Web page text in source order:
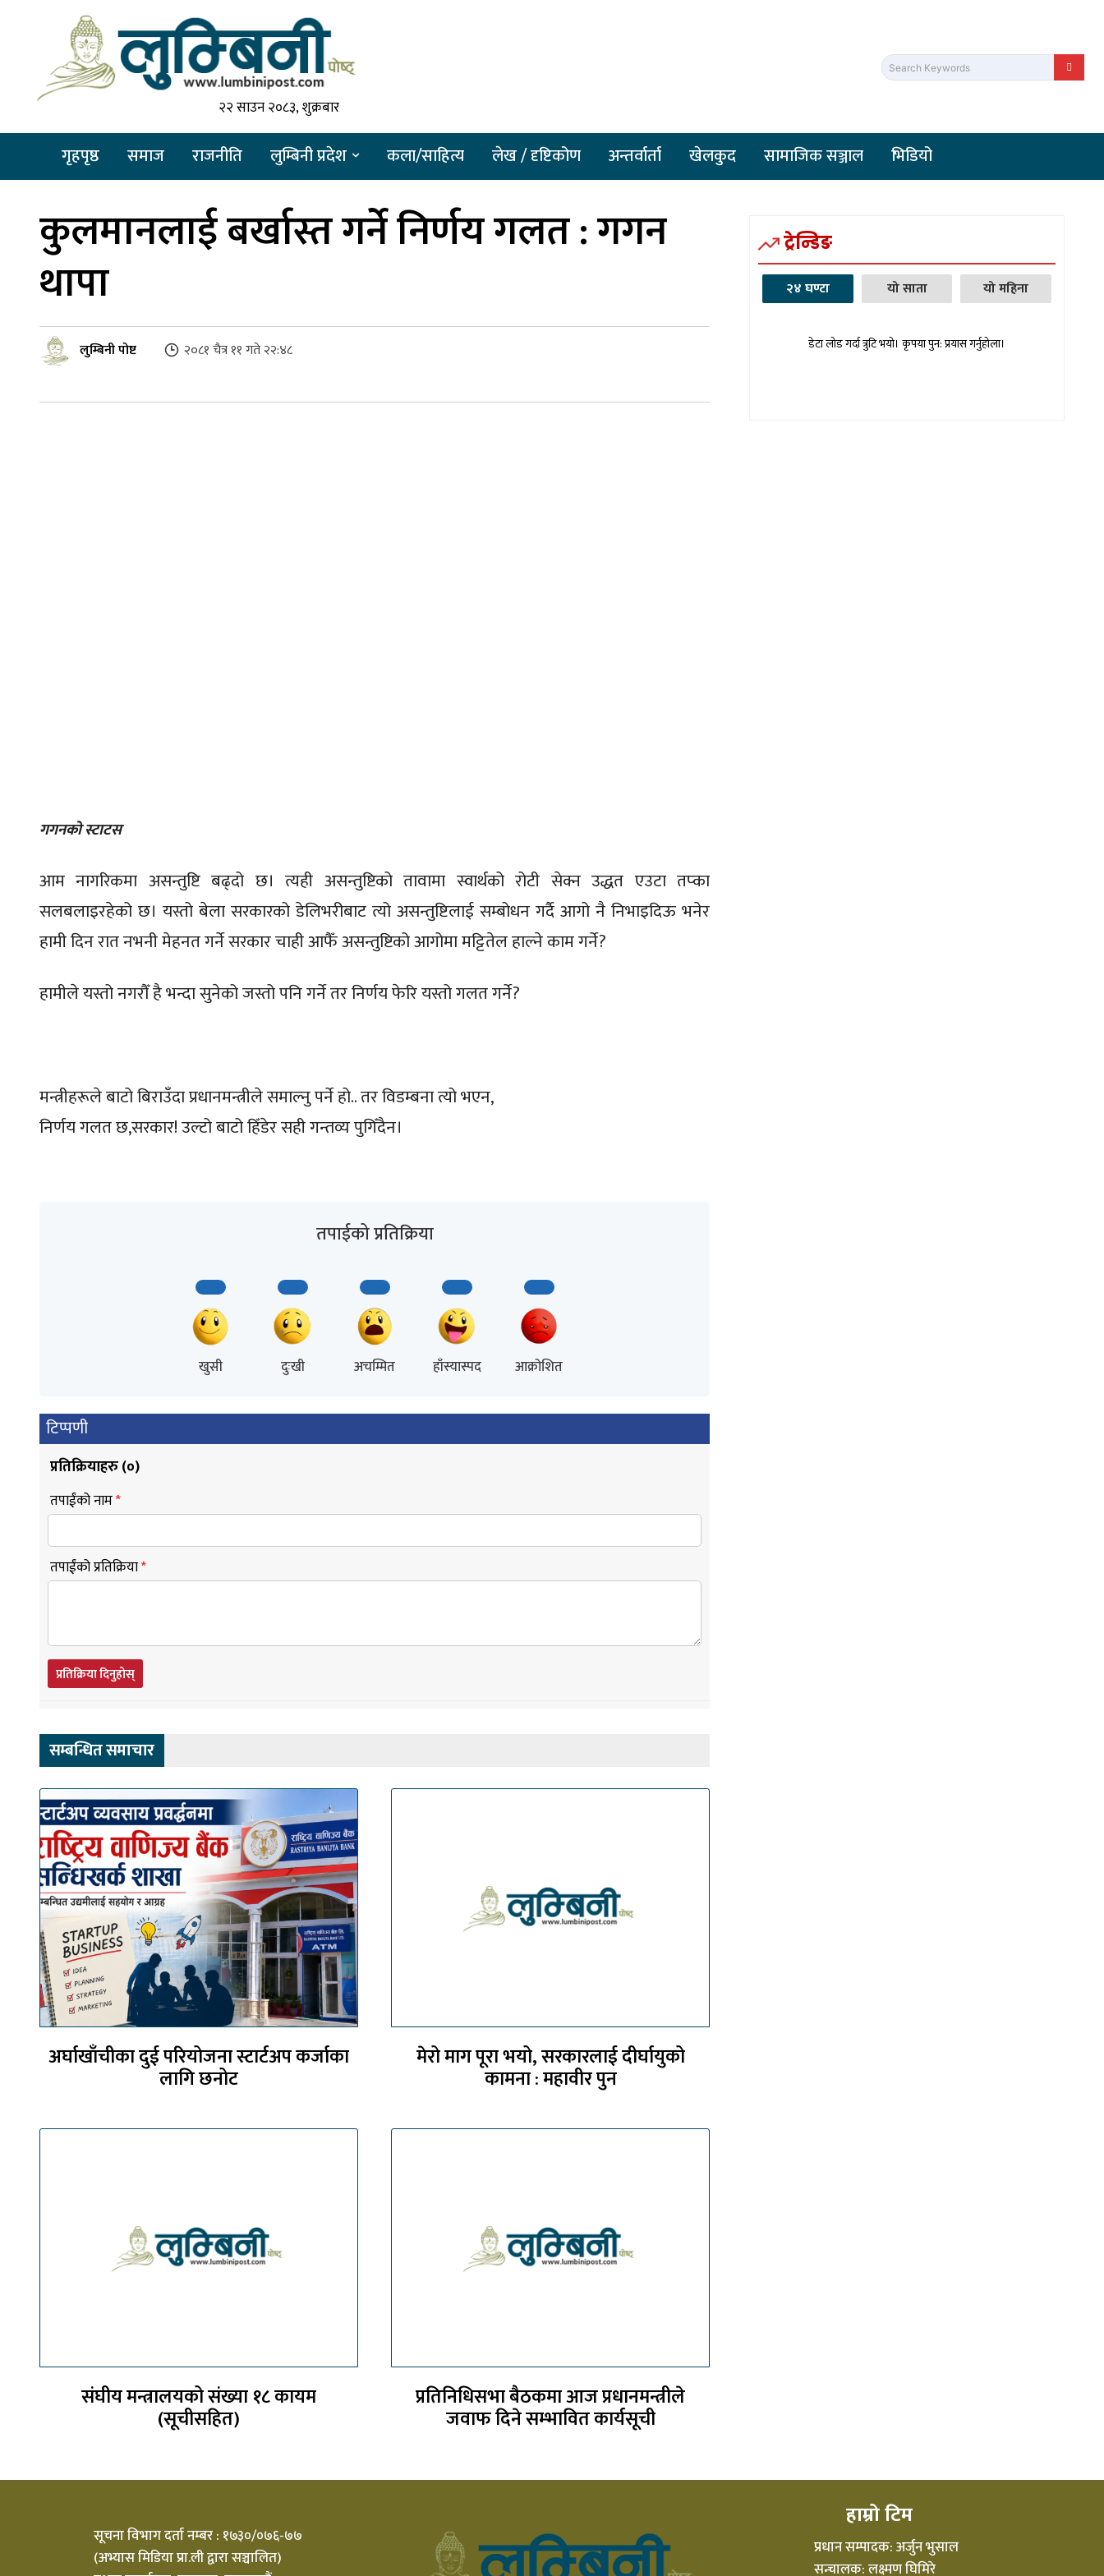
२२ साउन २०८३, शुक्रबार
Search Keywords
गृहपृष्ठ समाज राजनीति लुम्बिनी प्रदेश कला/साहित्य लेख / दृष्टिकोण अन्तर्वार्ता खेलकुद सामाजिक सञ्जाल भिडियो
कुलमानलाई बर्खास्त गर्ने निर्णय गलत : गगन
थापा
लुम्बिनी पोष्ट २०८१ चैत्र ११ गते २२:४८
गगनको स्टाटस
आम नागरिकमा असन्तुष्टि बढ्दो छ। त्यही असन्तुष्टिको तावामा स्वार्थको रोटी सेक्न उद्धत एउटा तप्का
सलबलाइरहेको छ। यस्तो बेला सरकारको डेलिभरीबाट त्यो असन्तुष्टिलाई सम्बोधन गर्दै आगो नै निभाइदिऊ भनेर
हामी दिन रात नभनी मेहनत गर्ने सरकार चाही आफैँ असन्तुष्टिको आगोमा मट्टितेल हाल्ने काम गर्ने?
हामीले यस्तो नगरौँ है भन्दा सुनेको जस्तो पनि गर्ने तर निर्णय फेरि यस्तो गलत गर्ने?
मन्त्रीहरूले बाटो बिराउँदा प्रधानमन्त्रीले समाल्नु पर्ने हो.. तर विडम्बना त्यो भएन,
निर्णय गलत छ,सरकार! उल्टो बाटो हिँडेर सही गन्तव्य पुगिँदैन।
तपाईको प्रतिक्रिया
खुसी दुःखी अचम्मित हाँस्यास्पद आक्रोशित
टिप्पणी
प्रतिक्रियाहरु (०)
तपाईंको नाम*
तपाईंको प्रतिक्रिया*
प्रतिक्रिया दिनुहोस्
सम्बन्धित समाचार
अर्घाखाँचीका दुई परियोजना स्टार्टअप कर्जाका
लागि छनोट
मेरो माग पूरा भयो, सरकारलाई दीर्घायुको
कामना : महावीर पुन
संघीय मन्त्रालयको संख्या १८ कायम
(सूचीसहित)
प्रतिनिधिसभा बैठकमा आज प्रधानमन्त्रीले
जवाफ दिने सम्भावित कार्यसूची
ट्रेन्डिङ
२४ घण्टा यो साता यो महिना
डेटा लोड गर्दा त्रुटि भयो। कृपया पुन: प्रयास गर्नुहोला।
सूचना विभाग दर्ता नम्बर : १७३०/०७६-७७
(अभ्यास मिडिया प्रा.ली द्वारा सञ्चालित)
हाम्रो टिम
प्रधान सम्पादक: अर्जुन भुसाल
सन्चालक: लक्ष्मण घिमिरे